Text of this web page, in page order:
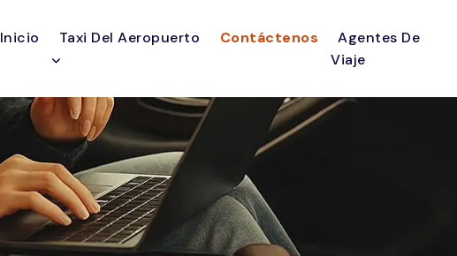
Inicio Taxi Del Aeropuerto Contáctenos
Agentes De
Viaje